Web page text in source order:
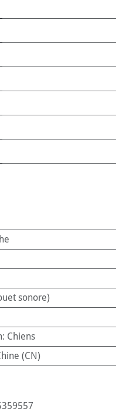
sonore)
: Chiens
(CN)